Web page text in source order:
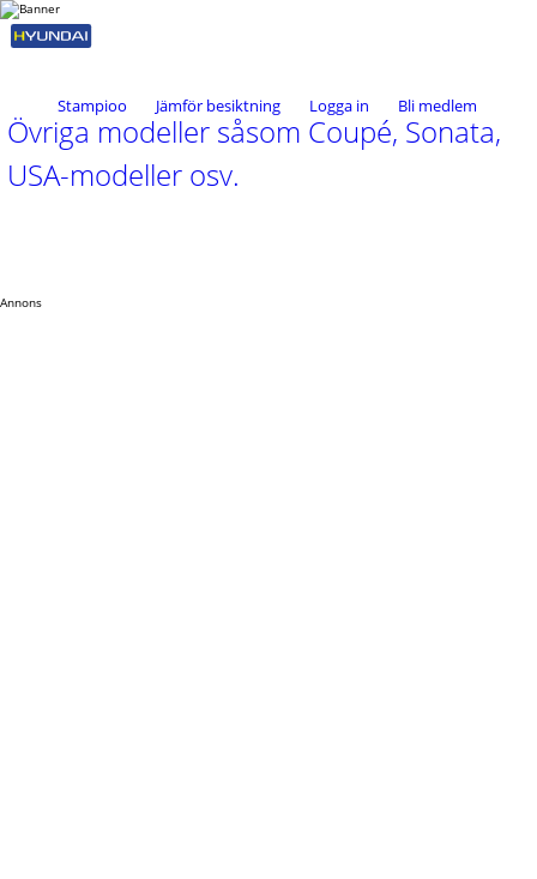
Stampioo Jämför besiktning Logga in Bli medlem
Övriga modeller såsom Coupé, Sonata,
USA-modeller osv.
Annons